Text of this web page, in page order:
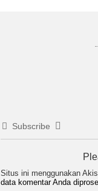
Subscribe
Situs ini menggunakan
data komentar Anda